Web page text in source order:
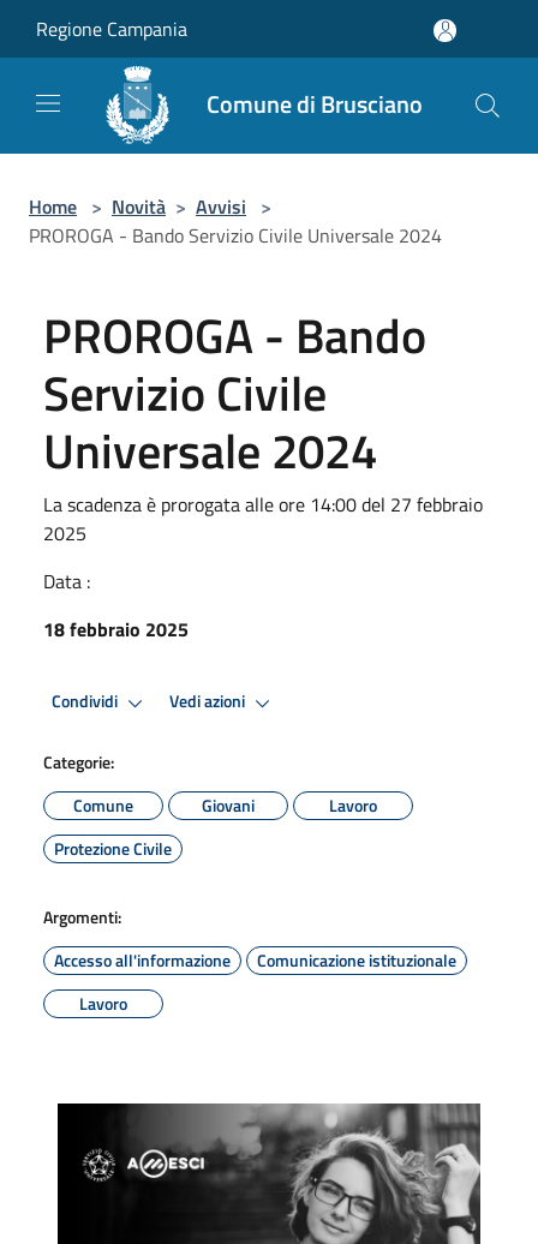
Regione Campania
Comune di Brusciano
Home > Novità > Avvisi >
PROROGA - Bando Servizio Civile Universale 2024
PROROGA - Bando
Servizio Civile
Universale 2024
La scadenza è prorogata alle ore 14:00 del 27 febbraio
2025
Data :
18 febbraio 2025
Condividi Vedi azioni
Categorie:
Comune
Giovani
Lavoro
Protezione Civile
Argomenti:
Accesso all'informazione
Comunicazione istituzionale
Lavoro